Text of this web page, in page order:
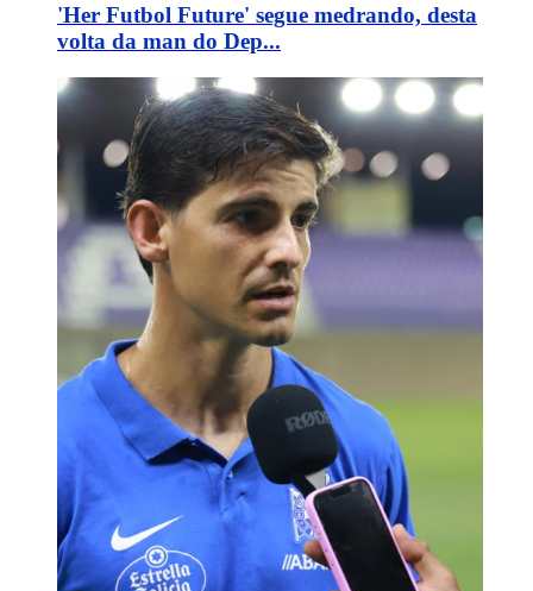
'Her Futbol Future' segue medrando, desta
volta da man do Dep...